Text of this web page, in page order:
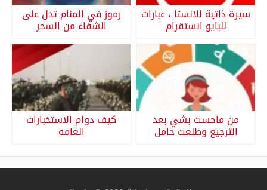
سيرة ذاتية للانستا ، عبارات
للبايو انستقرام
رموز في المنام تدل على
الشفاء من السحر
من ماحست بشي بعد
الترجيع وطلعت حامل
كيف دوام الاستخبارات
العامه